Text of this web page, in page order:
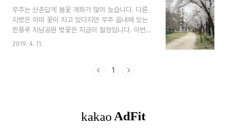
함께 걷는 시간을 가졌습니다. 걷다 지칠 때쯤엔
‘봄, 꽃, 바람, 하늘’과 어우러진 복숭아꽃밭에서는
피아니스트 최훈락, 첼리스트 유하나루의 음악공연
도 열렸습니다.
무주는 산촌답게 봄꽃 개화가 많이 늦습니다. 다른
지방은 이미 꽃이 지고 있다지만 무주 읍내에 있는
한풍루 지남공원 벚꽃은 지금이 절정입니다. 이번
주말(4월 13일 토요일)에는 한풍루 일대와 복사꽃
2019. 4. 11.
1